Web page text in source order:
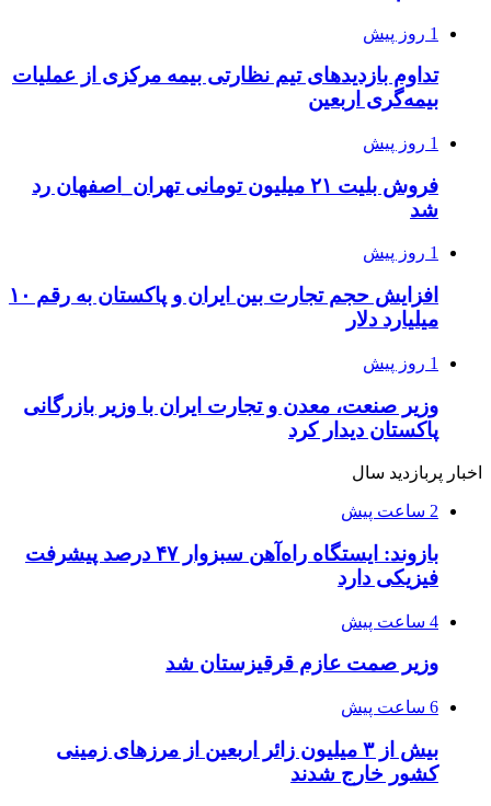
1 روز پیش
تداوم بازدیدهای تیم نظارتی بیمه مرکزی از عملیات
بیمه‌گری اربعین
1 روز پیش
فروش بلیت ۲۱ میلیون تومانی تهران_اصفهان رد
شد
1 روز پیش
افزایش حجم تجارت بین ایران و پاکستان به رقم ۱۰
میلیارد دلار
1 روز پیش
وزیر صنعت، معدن و تجارت ایران با وزیر بازرگانی
پاکستان دیدار کرد
اخبار پربازدید سال
2 ساعت پیش
بازوند: ایستگاه راه‌آهن سبزوار ۴۷ درصد پیشرفت
فیزیکی دارد
4 ساعت پیش
وزیر صمت عازم قرقیزستان شد
6 ساعت پیش
بیش از ۳ میلیون زائر اربعین از مرزهای زمینی
کشور خارج شدند